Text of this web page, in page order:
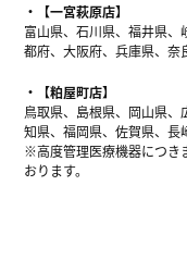
【一宮萩原店】
富山県、石川県、福井県
都府、大阪府、兵庫県、奈
【粕屋町店】
鳥取県、島根県、岡山県
知県、福岡県、佐賀県、
※高度管理医療機器につき
おります。